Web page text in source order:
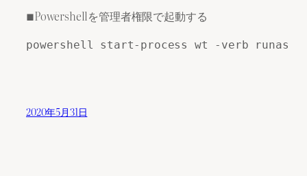
■Powershellを管理者権限で起動する
powershell start-process wt -verb runas
2020年5月31日